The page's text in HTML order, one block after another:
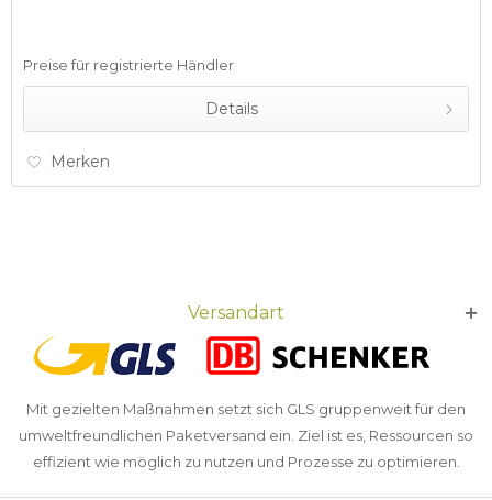
Preise für registrierte Händler
Details
Merken
Versandart
Mit gezielten Maßnahmen setzt sich GLS gruppenweit für den
umweltfreundlichen Paketversand ein. Ziel ist es, Ressourcen so
effizient wie möglich zu nutzen und Prozesse zu optimieren.